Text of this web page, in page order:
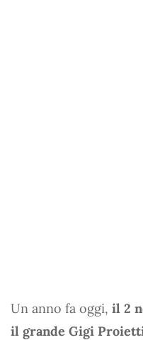
Un anno fa oggi, il 2
il grande Gigi